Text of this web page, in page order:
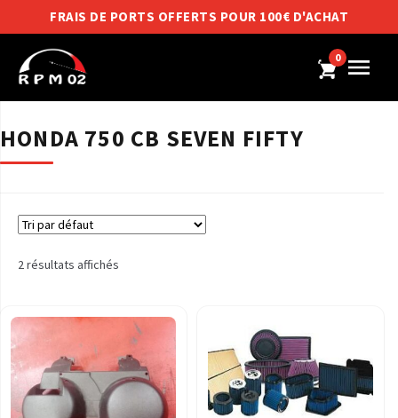
FRAIS DE PORTS OFFERTS POUR 100€ D'ACHAT
0
HONDA 750 CB SEVEN FIFTY
2 résultats affichés